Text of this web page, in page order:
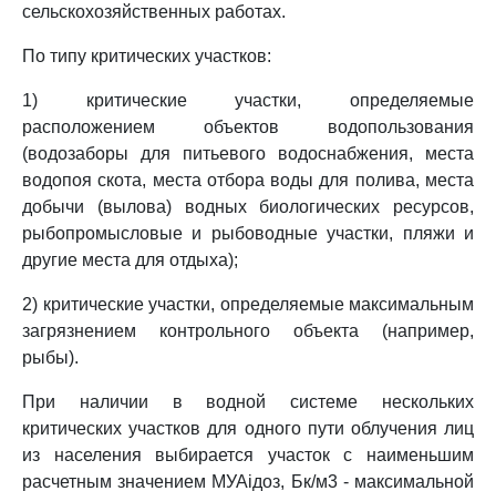
сельскохозяйственных работах.
По типу критических участков:
1) критические участки, определяемые
расположением объектов водопользования
(водозаборы для питьевого водоснабжения, места
водопоя скота, места отбора воды для полива, места
добычи (вылова) водных биологических ресурсов,
рыбопромысловые и рыбоводные участки, пляжи и
другие места для отдыха);
2) критические участки, определяемые максимальным
загрязнением контрольного объекта (например,
рыбы).
При наличии в водной системе нескольких
критических участков для одного пути облучения лиц
из населения выбирается участок с наименьшим
расчетным значением МУАiдоз, Бк/м3 - максимальной